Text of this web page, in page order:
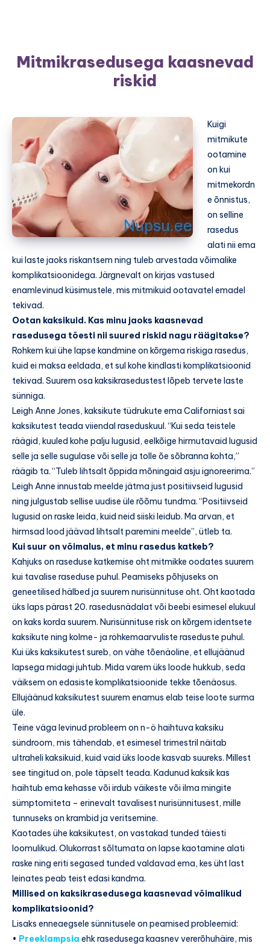
Mitmikrasedusega kaasnevad
riskid
Kuigi
mitmikute
ootamine
on kui
mitmekordn
e õnnistus,
on selline
rasedus
alati nii ema
kui laste jaoks riskantsem ning tuleb arvestada võimalike
komplikatsioonidega. Järgnevalt on kirjas vastused
enamlevinud küsimustele, mis mitmikuid ootavatel emadel
tekivad.
Ootan kaksikuid. Kas minu jaoks kaasnevad
rasedusega tõesti nii suured riskid nagu räägitakse?
Rohkem kui ühe lapse kandmine on kõrgema riskiga rasedus,
kuid ei maksa eeldada, et sul kohe kindlasti komplikatsioonid
tekivad. Suurem osa kaksikrasedustest lõpeb tervete laste
sünniga.
Leigh Anne Jones, kaksikute tüdrukute ema Californiast sai
kaksikutest teada viiendal raseduskuul. “Kui seda teistele
räägid, kuuled kohe palju lugusid, eelkõige hirmutavaid lugusid
selle ja selle sugulase või selle ja tolle õe sõbranna kohta,”
räägib ta. “Tuleb lihtsalt õppida mõningaid asju ignoreerima.”
Leigh Anne innustab meelde jätma just positiivseid lugusid
ning julgustab sellise uudise üle rõõmu tundma. “Positiivseid
lugusid on raske leida, kuid neid siiski leidub. Ma arvan, et
hirmsad lood jäävad lihtsalt paremini meelde”, ütleb ta.
Kui suur on võimalus, et minu rasedus katkeb?
Kahjuks on raseduse katkemise oht mitmikke oodates suurem
kui tavalise raseduse puhul. Peamiseks põhjuseks on
geneetilised hälbed ja suurem nurisünnituse oht. Oht kaotada
üks laps pärast 20. rasedusnädalat või beebi esimesel elukuul
on kaks korda suurem. Nurisünnituse risk on kõrgem identsete
kaksikute ning kolme- ja rohkemaarvuliste raseduste puhul.
Kui üks kaksikutest sureb, on vähe tõenäoline, et ellujäänud
lapsega midagi juhtub. Mida varem üks loode hukkub, seda
väiksem on edasiste komplikatsioonide tekke tõenäosus.
Ellujäänud kaksikutest suurem enamus elab teise loote surma
üle.
Teine väga levinud probleem on n-ö haihtuva kaksiku
sündroom, mis tähendab, et esimesel trimestril näitab
ultraheli kaksikuid, kuid vaid üks loode kasvab suureks. Millest
see tingitud on, pole täpselt teada. Kadunud kaksik kas
haihtub ema kehasse või irdub väikeste või ilma mingite
sümptomiteta – erinevalt tavalisest nurisünnitusest, mille
tunnuseks on krambid ja veritsemine.
Kaotades ühe kaksikutest, on vastakad tunded täiesti
loomulikud. Olukorrast sõltumata on lapse kaotamine alati
raske ning eriti segased tunded valdavad ema, kes üht last
leinates peab teist edasi kandma.
Millised on kaksikrasedusega kaasnevad võimalikud
komplikatsioonid?
Lisaks enneaegsele sünnitusele on peamised probleemid:
• Preeklampsia ehk rasedusega kaasnev vererõhuhäire, mis